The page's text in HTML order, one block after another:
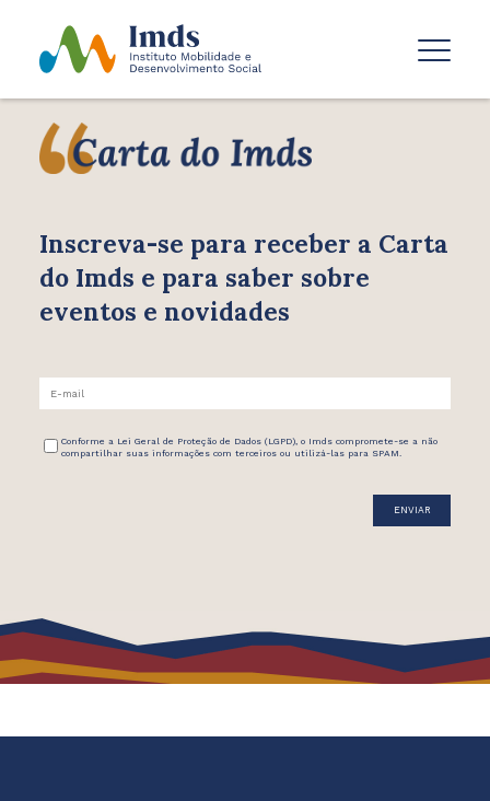
Inscreva-se para receber a Carta
do Imds e para saber sobre
eventos e novidades
Conforme a Lei Geral de Proteção de Dados (LGPD), o Imds compromete-se a não
compartilhar suas informações com terceiros ou utilizá-las para SPAM.